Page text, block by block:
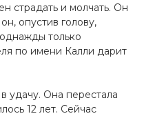
страдать и молчать. Он
опустив голову,
только
по имени Калли дарит
удачу. Она перестала
12 лет. Сейчас